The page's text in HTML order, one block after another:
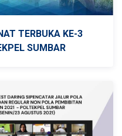
TERBUKA KE-3
SUMBAR